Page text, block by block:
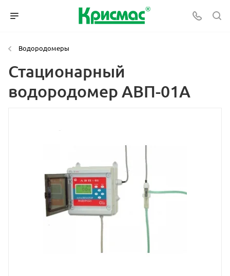
Водородомеры
Стационарный
водородомер АВП-01А